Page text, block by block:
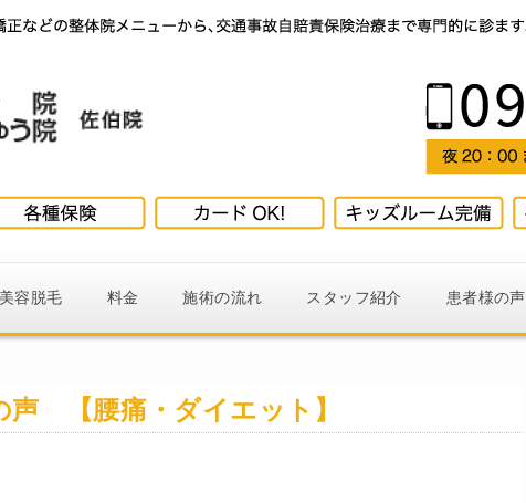
美容脱毛 料金 施術の流れ スタッフ紹介 患者様の声
声 【腰痛・ダイエット】